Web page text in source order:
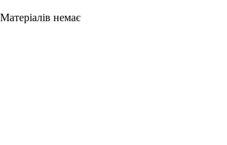
Матеріалів немає